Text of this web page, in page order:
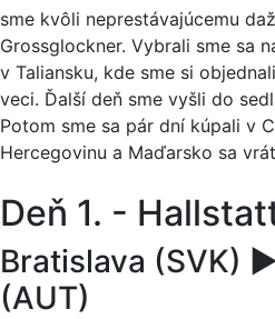
sme kvôli neprestávajúcemu
Grossglockner. Vybrali sme sa
v Taliansku, kde sme si
veci. Ďalší deň sme vyšli do
Potom sme sa pár dní kúpali v
Hercegovinu a Maďarsko sa
Deň 1. -
Bratislava (SVK)
(AUT)